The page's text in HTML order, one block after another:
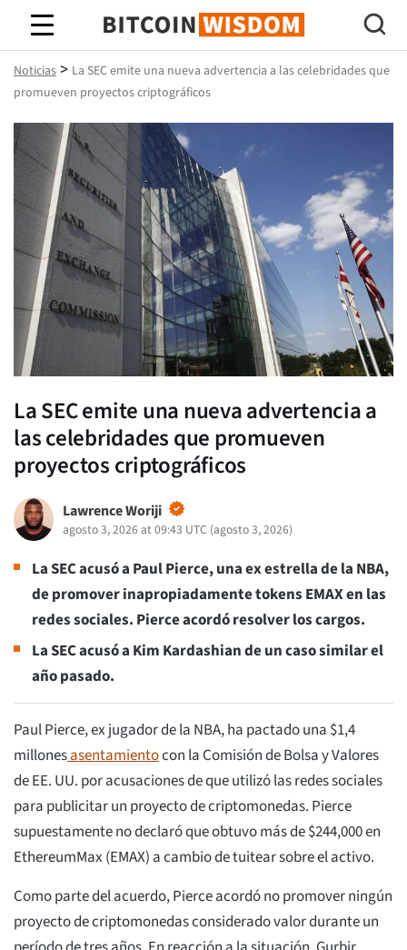
Sabiduría de Bitcoin
Noticias > La SEC emite una nueva advertencia a las celebridades que
promueven proyectos criptográficos
La SEC emite una nueva advertencia a
las celebridades que promueven
proyectos criptográficos
Lawrence Woriji
agosto 3, 2026 at 09:43 UTC (agosto 3, 2026)
La SEC acusó a Paul Pierce, una ex estrella de la NBA,
de promover inapropiadamente tokens EMAX en las
redes sociales. Pierce acordó resolver los cargos.
La SEC acusó a Kim Kardashian de un caso similar el
año pasado.
Paul Pierce, ex jugador de la NBA, ha pactado una $1,4
millonesasentamientocon la Comisión de Bolsa y Valores
de EE. UU. por acusaciones de que utilizó las redes sociales
para publicitar un proyecto de criptomonedas. Pierce
supuestamente no declaró que obtuvo más de $244,000 en
EthereumMax (EMAX) a cambio de tuitear sobre el activo.
Como parte del acuerdo, Pierce acordó no promover ningún
proyecto de criptomonedas considerado valor durante un